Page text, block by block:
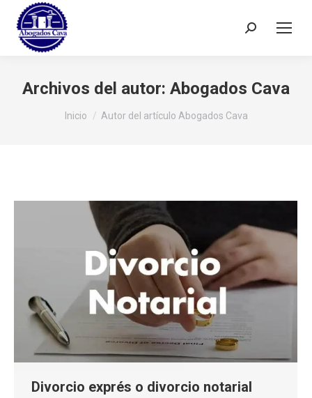
Buscar:
Archivos del autor: Abogados Cava
Estás aquí:
Inicio Autor del artículo Abogados Cava
Divorcio exprés o divorcio notarial